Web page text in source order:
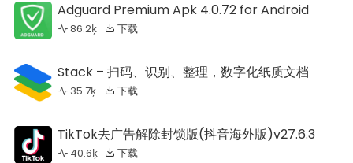
Adguard Premium Apk 4.0.72 for Android
86.2ķ 下载
Stack – 扫码、识别、整理，数字化纸质文档
35.7ķ 下载
TikTok去广告解除封锁版(抖音海外版)v27.6.3
40.6ķ 下载